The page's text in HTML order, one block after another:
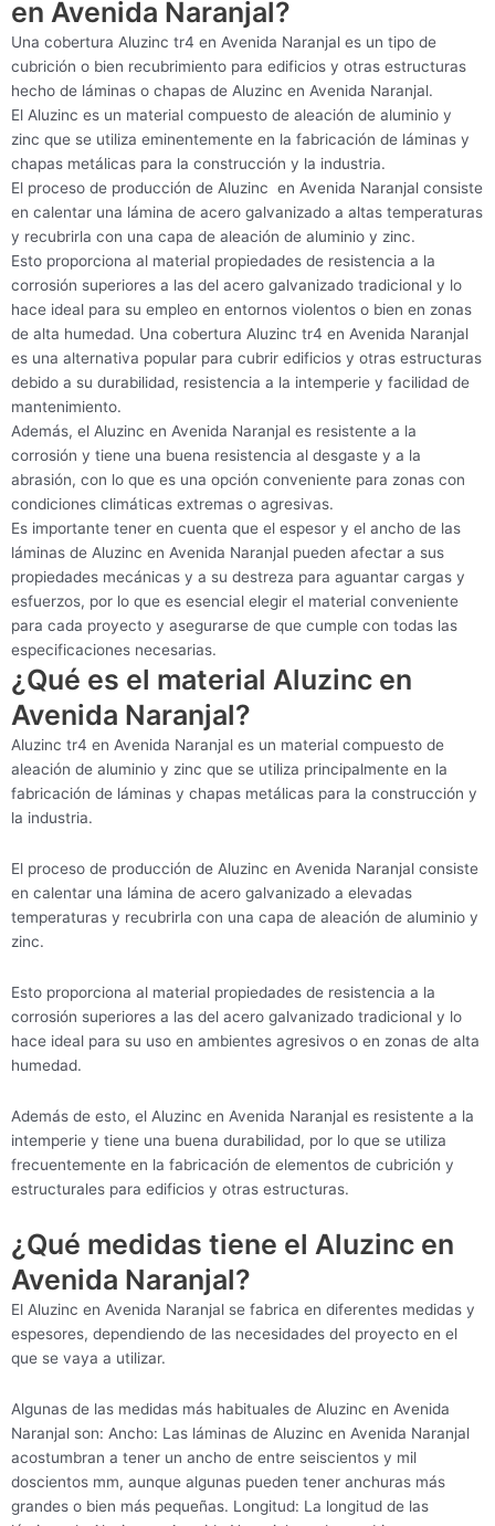
en Avenida Naranjal?
Una cobertura Aluzinc tr4 en Avenida Naranjal es un tipo de
cubrición o bien recubrimiento para edificios y otras estructuras
hecho de láminas o chapas de Aluzinc en Avenida Naranjal.
El Aluzinc es un material compuesto de aleación de aluminio y
zinc que se utiliza eminentemente en la fabricación de láminas y
chapas metálicas para la construcción y la industria.
El proceso de producción de Aluzinc en Avenida Naranjal consiste
en calentar una lámina de acero galvanizado a altas temperaturas
y recubrirla con una capa de aleación de aluminio y zinc.
Esto proporciona al material propiedades de resistencia a la
corrosión superiores a las del acero galvanizado tradicional y lo
hace ideal para su empleo en entornos violentos o bien en zonas
de alta humedad. Una cobertura Aluzinc tr4 en Avenida Naranjal
es una alternativa popular para cubrir edificios y otras estructuras
debido a su durabilidad, resistencia a la intemperie y facilidad de
mantenimiento.
Además, el Aluzinc en Avenida Naranjal es resistente a la
corrosión y tiene una buena resistencia al desgaste y a la
abrasión, con lo que es una opción conveniente para zonas con
condiciones climáticas extremas o agresivas.
Es importante tener en cuenta que el espesor y el ancho de las
láminas de Aluzinc en Avenida Naranjal pueden afectar a sus
propiedades mecánicas y a su destreza para aguantar cargas y
esfuerzos, por lo que es esencial elegir el material conveniente
para cada proyecto y asegurarse de que cumple con todas las
especificaciones necesarias.
¿Qué es el material Aluzinc en
Avenida Naranjal?
Aluzinc tr4 en Avenida Naranjal es un material compuesto de
aleación de aluminio y zinc que se utiliza principalmente en la
fabricación de láminas y chapas metálicas para la construcción y
la industria.
El proceso de producción de Aluzinc en Avenida Naranjal consiste
en calentar una lámina de acero galvanizado a elevadas
temperaturas y recubrirla con una capa de aleación de aluminio y
zinc.
Esto proporciona al material propiedades de resistencia a la
corrosión superiores a las del acero galvanizado tradicional y lo
hace ideal para su uso en ambientes agresivos o en zonas de alta
humedad.
Además de esto, el Aluzinc en Avenida Naranjal es resistente a la
intemperie y tiene una buena durabilidad, por lo que se utiliza
frecuentemente en la fabricación de elementos de cubrición y
estructurales para edificios y otras estructuras.
¿Qué medidas tiene el Aluzinc en
Avenida Naranjal?
El Aluzinc en Avenida Naranjal se fabrica en diferentes medidas y
espesores, dependiendo de las necesidades del proyecto en el
que se vaya a utilizar.
Algunas de las medidas más habituales de Aluzinc en Avenida
Naranjal son: Ancho: Las láminas de Aluzinc en Avenida Naranjal
acostumbran a tener un ancho de entre seiscientos y mil
doscientos mm, aunque algunas pueden tener anchuras más
grandes o bien más pequeñas. Longitud: La longitud de las